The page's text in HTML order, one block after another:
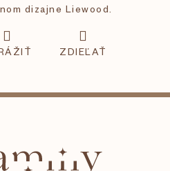
dizajne Liewood.
ZDIEĽAŤ